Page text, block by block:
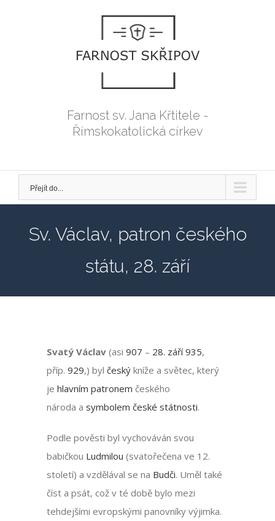
Farnost sv. Jana Křtitele -
Římskokatolická církev
Přejít do...
Sv. Václav, patron českého
státu, 28. září
Svatý Václav (asi907 – 28. září 935,
příp.929,) bylčeský kníže a světec, který
jehlavním patronem českého
národa asymbolem české státnosti.
Podle pověsti byl vychováván svou
babičkou Ludmilou (svatořečena ve 12.
století) a vzdělával se na Budči. Uměl také
číst a psát, což v té době bylo mezi
tehdejšími evropskými panovníky výjimka.